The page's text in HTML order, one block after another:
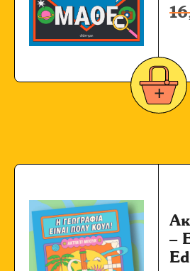
–